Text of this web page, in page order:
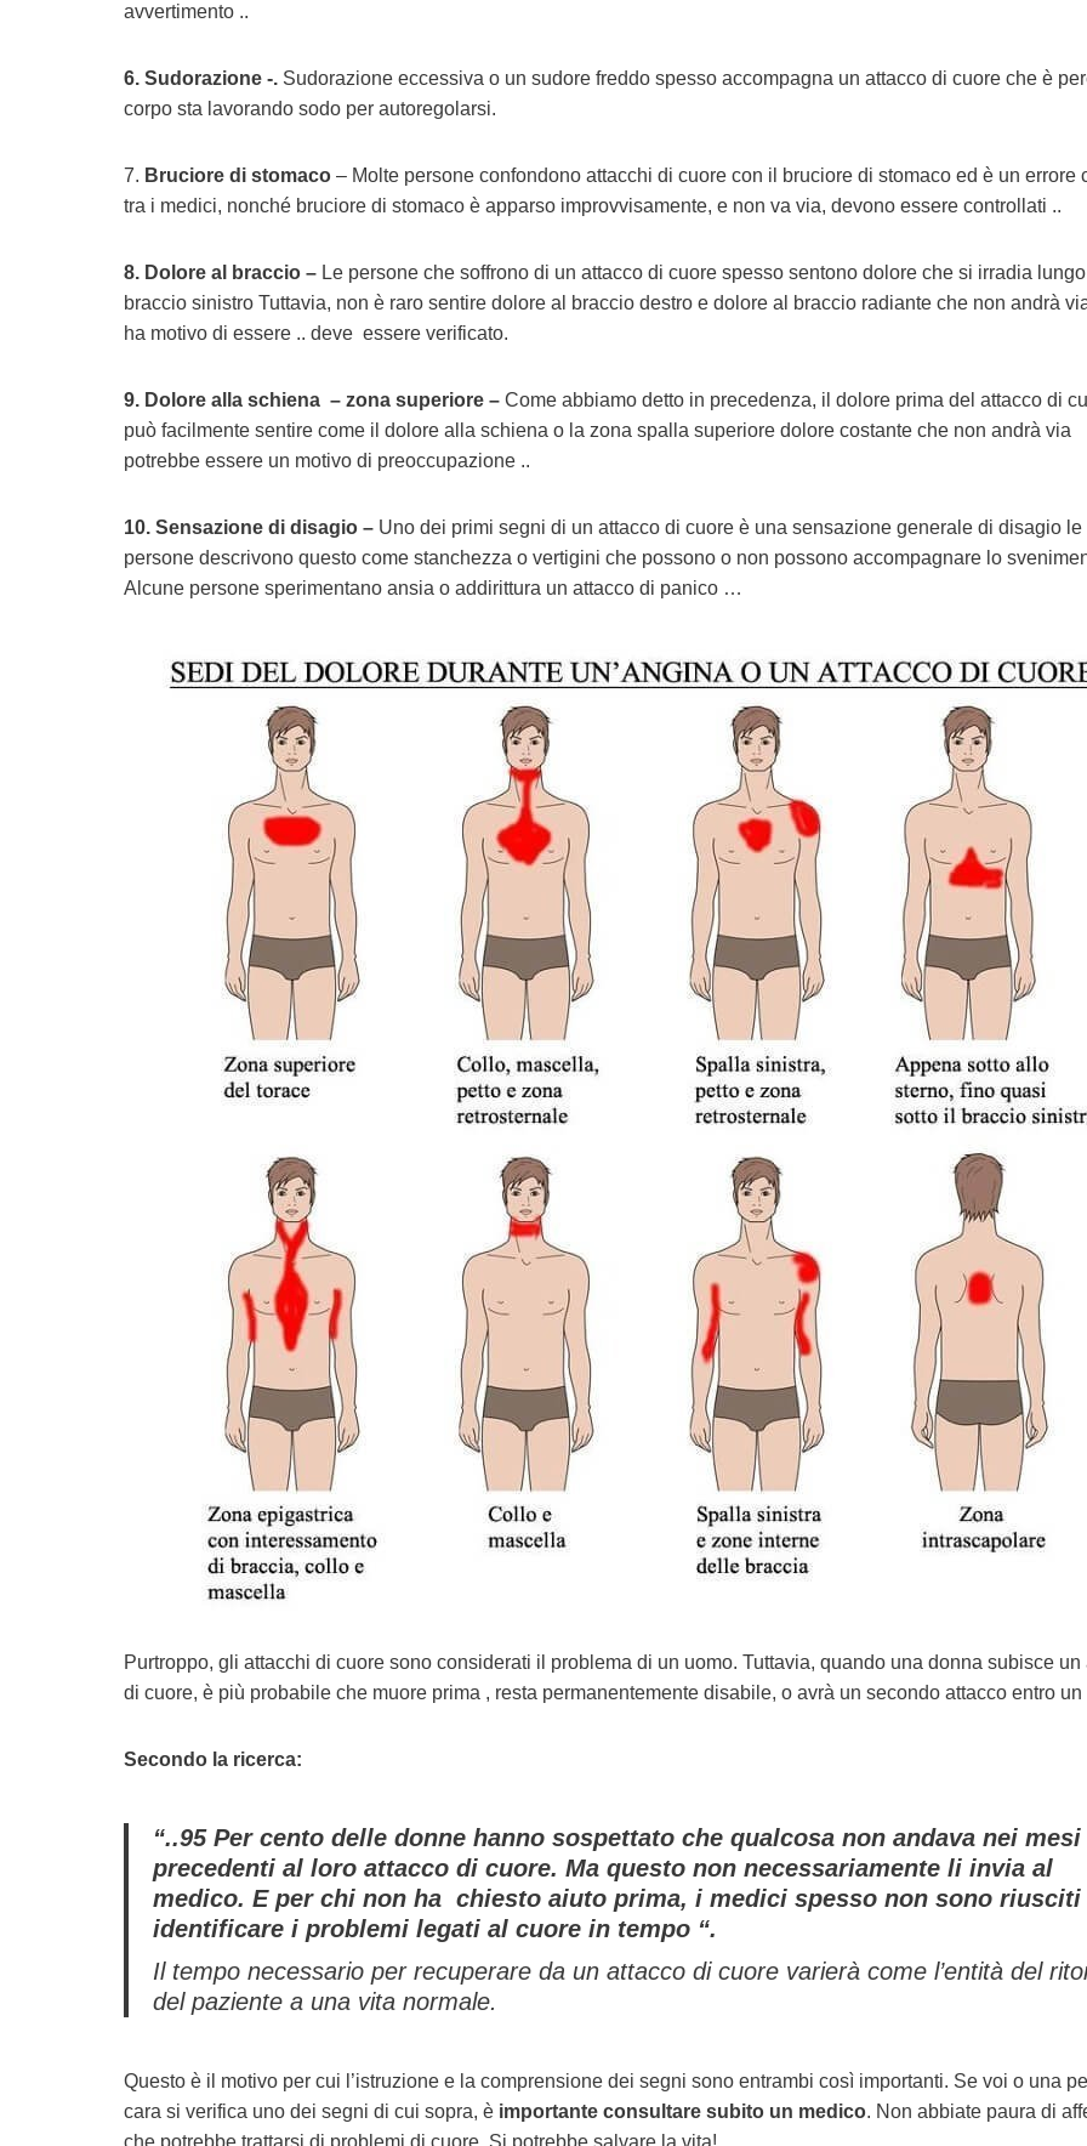
avvertimento ..
6. Sudorazione -. Sudorazione eccessiva o un sudore freddo spesso accompagna un attacco di cuore che è
corpo sta lavorando sodo per autoregolarsi.
7. Bruciore di stomaco – Molte persone confondono attacchi di cuore con il bruciore di stomaco ed è un errore
tra i medici, nonché bruciore di stomaco è apparso improvvisamente, e non va via, devono essere controllati ..
8. Dolore al braccio – Le persone che soffrono di un attacco di cuore spesso sentono dolore che si irradia
braccio sinistro Tuttavia, non è raro sentire dolore al braccio destro e dolore al braccio radiante che non andrà
ha motivo di essere .. deve essere verificato.
9. Dolore alla schiena – zona superiore – Come abbiamo detto in precedenza, il dolore prima del attacco di
può facilmente sentire come il dolore alla schiena o la zona spalla superiore dolore costante che non andrà via
potrebbe essere un motivo di preoccupazione ..
10. Sensazione di disagio – Uno dei primi segni di un attacco di cuore è una sensazione generale di disagio le
persone descrivono questo come stanchezza o vertigini che possono o non possono accompagnare lo
Alcune persone sperimentano ansia o addirittura un attacco di panico …
Purtroppo, gli attacchi di cuore sono considerati il ​​problema di un uomo. Tuttavia, quando una donna subisce un
di cuore, è più probabile che muore prima , resta permanentemente disabile, o avrà un secondo attacco entro un
Secondo la ricerca:
“..95 Per cento delle donne hanno sospettato che qualcosa non andava nei mesi
precedenti al ​​loro attacco di cuore. Ma questo non necessariamente li invia al
medico. E per chi non ha chiesto aiuto prima, i medici spesso non sono riusciti
identificare i problemi legati al cuore in tempo “.
Il tempo necessario per recuperare da un attacco di cuore varierà come l’entità del
del paziente a una vita normale.
Questo è il motivo per cui l’istruzione e la comprensione dei segni sono entrambi così importanti. Se voi o una
cara si verifica uno dei segni di cui sopra, è importante consultare subito un medico. Non abbiate paura di
che potrebbe trattarsi di problemi di cuore. Si potrebbe salvare la vita!